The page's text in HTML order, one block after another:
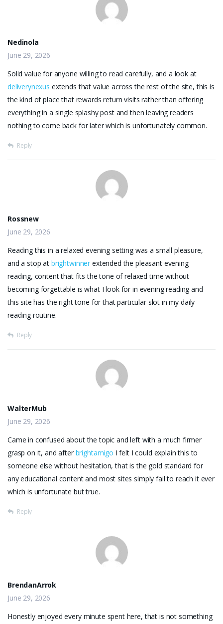
Nedinola
June 29, 2026
Solid value for anyone willing to read carefully, and a look at
deliverynexus extends that value across the rest of the site, this is
the kind of place that rewards return visits rather than offering
everything in a single splashy post and then leaving readers
nothing to come back for later which is unfortunately common.
Reply
Rossnew
June 29, 2026
Reading this in a relaxed evening setting was a small pleasure,
and a stop at brightwinner extended the pleasant evening
reading, content that fits the tone of relaxed time without
becoming forgettable is what I look for in evening reading and
this site has the right tone for that particular slot in my daily
reading routine.
Reply
WalterMub
June 29, 2026
Came in confused about the topic and left with a much firmer
grasp on it, and after brightamigo I felt I could explain this to
someone else without hesitation, that is the gold standard for
any educational content and most sites simply fail to reach it ever
which is unfortunate but true.
Reply
BrendanArrok
June 29, 2026
Honestly enjoyed every minute spent here, that is not something